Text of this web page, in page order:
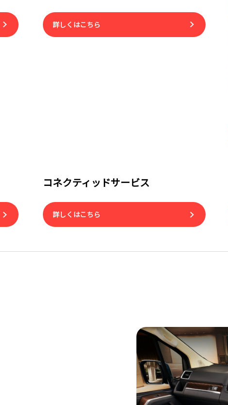
詳しくはこちら
コネクティッドサービス
詳しくはこちら